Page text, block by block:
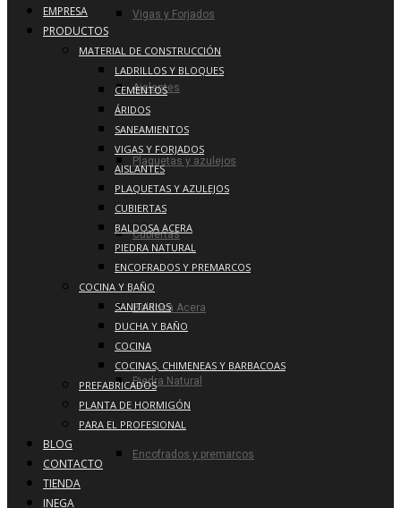
Vigas y Forjados
Aislantes
Plaquetas y azulejos
Cubiertas
Baldosa Acera
Piedra Natural
Encofrados y premarcos
EMPRESA
PRODUCTOS
MATERIAL DE CONSTRUCCIÓN
LADRILLOS Y BLOQUES
CEMENTOS
ÁRIDOS
SANEAMIENTOS
VIGAS Y FORJADOS
AISLANTES
PLAQUETAS Y AZULEJOS
CUBIERTAS
BALDOSA ACERA
PIEDRA NATURAL
ENCOFRADOS Y PREMARCOS
COCINA Y BAÑO
SANITARIOS
DUCHA Y BAÑO
COCINA
COCINAS, CHIMENEAS Y BARBACOAS
PREFABRICADOS
PLANTA DE HORMIGÓN
PARA EL PROFESIONAL
BLOG
CONTACTO
TIENDA
INEGA